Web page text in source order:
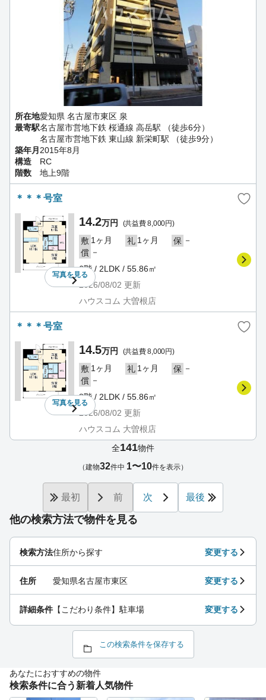
所在地愛知県 名古屋市東区 泉
最寄駅名古屋市営地下鉄 桜通線 高岳駅 （徒歩6分）
名古屋市営地下鉄 東山線 新栄町駅 （徒歩9分）
築年月 2015年8月
構造
RC
階数
地上9階
＊＊＊号室
写真を見る
14.2万円 (共益費 8,000円)
敷 1ヶ月 礼 1ヶ月 保 －
償 －
6階 / 2LDK / 55.86㎡
2026/08/02 更新
ハウスコム 大曽根店
＊＊＊号室
写真を見る
14.5万円 (共益費 8,000円)
敷 1ヶ月 礼 1ヶ月 保 －
償 －
8階 / 2LDK / 55.86㎡
2026/08/02 更新
ハウスコム 大曽根店
他の検索方法で物件を見る
検索方法住所から探す 変更する
住所 愛知県名古屋市東区 変更する
詳細条件 【こだわり条件】駐車場 変更する
この検索条件を保存する
全141物件
（建物32件中 1〜10件を表示）
最初 前 次 最後
あなたにおすすめの物件
検索条件に合う新着人気物件